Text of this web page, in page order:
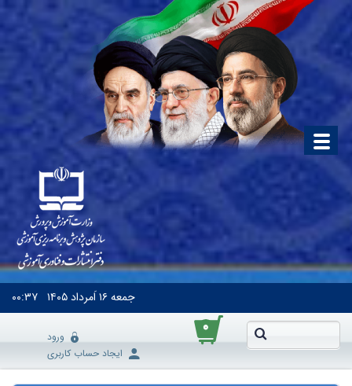
جمعه۱۶ اَمرداد ۱۴۰۵ ۰۰:۳۷
۰
ورود
ایجاد حساب کاربری